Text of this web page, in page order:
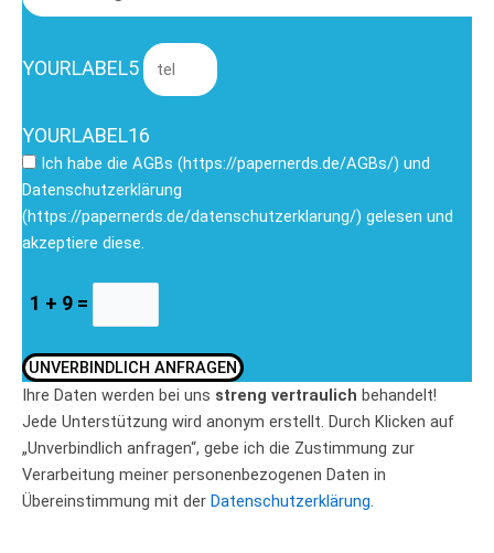
YOURLABEL5
YOURLABEL16
Ich habe die AGBs (https://papernerds.de/AGBs/) und
Datenschutzerklärung
(https://papernerds.de/datenschutzerklarung/) gelesen und
akzeptiere diese.
1 + 9 =
UNVERBINDLICH ANFRAGEN
Ihre Daten werden bei uns streng vertraulich behandelt!
Jede Unterstützung wird anonym erstellt. Durch Klicken auf
„Unverbindlich anfragen“, gebe ich die Zustimmung zur
Verarbeitung meiner personenbezogenen Daten in
Übereinstimmung mit der Datenschutzerklärung.